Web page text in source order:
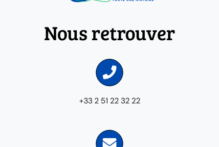
Nous retrouver
+33 2 51 22 32 22